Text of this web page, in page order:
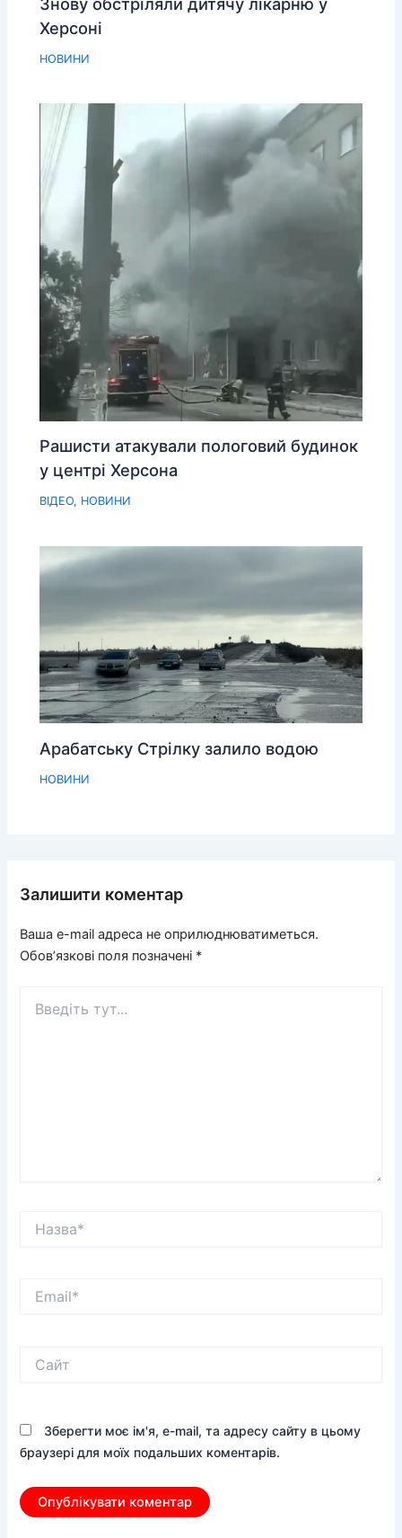
Херсоні
НОВИНИ
Рашисти атакували пологовий будинок
у центрі Херсона
ВІДЕО, НОВИНИ
Арабатську Стрілку залило водою
НОВИНИ
Залишити коментар
Ваша e-mail адреса не оприлюднюватиметься.
Обов’язкові поля позначені *
тут...
Зберегти моє ім'я, e-mail, та адресу сайту в цьому
браузері для моїх подальших коментарів.